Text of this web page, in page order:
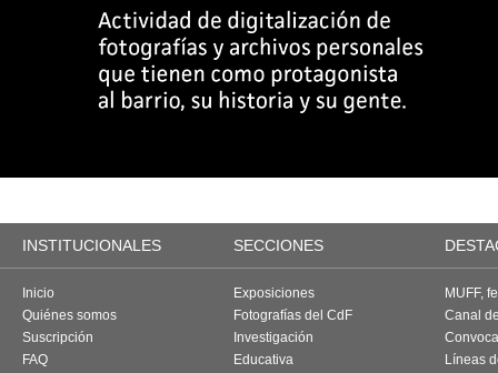
INSTITUCIONALES SECCIONES
Inicio
Quiénes somos
Suscripción
FAQ
Exposiciones
Fotografías del CdF
Investigación
Educativa
MUFF,
Canal
Líneas